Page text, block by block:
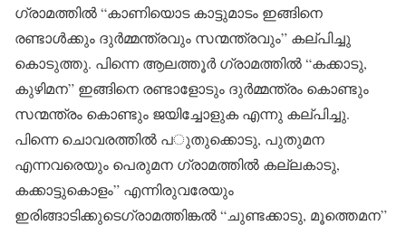
ഗ്രാമത്തിൽ “കാണിയൊട കാട്ടുമാടം ഇങ്ങിനെ
രണ്ടാൾക്കും ദുർമ്മന്ത്രവും സന്മന്ത്രവും” കല്പിച്ചു
കൊടുത്തു. പിന്നെ ആലത്തൂർ ഗ്രാമത്തിൽ “കക്കാടു,
കുഴിമന” ഇങ്ങിനെ രണ്ടാളോടും ദുർമ്മന്ത്രം കൊണ്ടും
സന്മന്ത്രം കൊണ്ടും ജയിച്ചോളുക എന്നു കല്പിച്ചു.
പിന്നെ ചൊവരത്തിൽ പുതുക്കൊടു, പുതുമന
എന്നവരെയും പെരുമന ഗ്രാമത്തിൽ കല്ലകാടു,
കക്കാട്ടുകൊളം” എന്നിരുവരേയും
ഇരിങ്ങാടിക്കുടെഗ്രാമത്തിങ്കൽ “ചുണ്ടക്കാടു, മൂത്തെമന”